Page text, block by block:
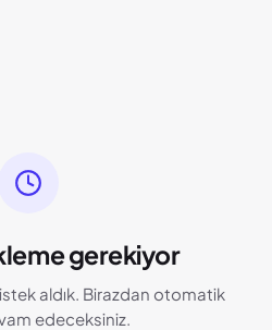
gerekiyor
aldık. Birazdan otomatik
edeceksiniz.